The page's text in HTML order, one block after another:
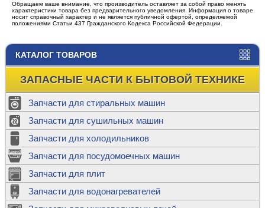
КАТАЛОГ ТОВАРОВ
ЗАПАСНЫЕ ЧАСТИ К БЫТОВОЙ ТЕХНИКЕ
Запчасти для стиральных машин
Запчасти для сушильных машин
Запчасти для холодильников
Запчасти для посудомоечных машин
Запчасти для плит
Запчасти для водонагревателей
Обращаем ваше внимание, что производитель оставляет за собой право менять
характеристики товара без предварительного уведомления. Информация о товаре
носит справочный характер и не является публичной офертой, определяемой
положениями Статьи 437 Гражданского Кодекса Российской Федерации.